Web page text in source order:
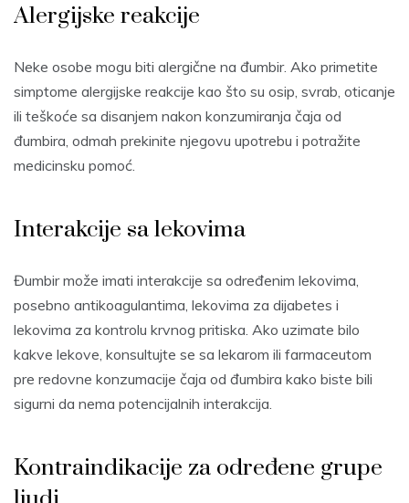
Alergijske reakcije
Neke osobe mogu biti alergične na đumbir. Ako primetite
simptome alergijske reakcije kao što su osip, svrab, oticanje
ili teškoće sa disanjem nakon konzumiranja čaja od
đumbira, odmah prekinite njegovu upotrebu i potražite
medicinsku pomoć.
Interakcije sa lekovima
Đumbir može imati interakcije sa određenim lekovima,
posebno antikoagulantima, lekovima za dijabetes i
lekovima za kontrolu krvnog pritiska. Ako uzimate bilo
kakve lekove, konsultujte se sa lekarom ili farmaceutom
pre redovne konzumacije čaja od đumbira kako biste bili
sigurni da nema potencijalnih interakcija.
Kontraindikacije za određene grupe